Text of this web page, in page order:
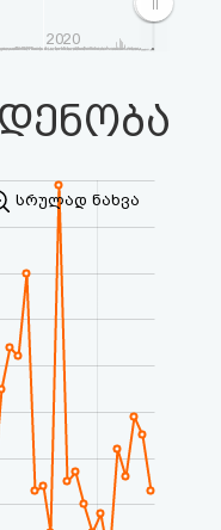
2020
სრულად ნახვა